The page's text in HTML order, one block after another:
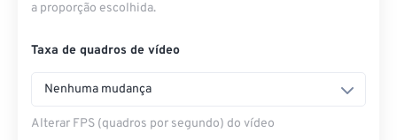
a proporção escolhida.
Taxa de quadros de vídeo
Nenhuma mudança
Alterar FPS (quadros por segundo) do vídeo